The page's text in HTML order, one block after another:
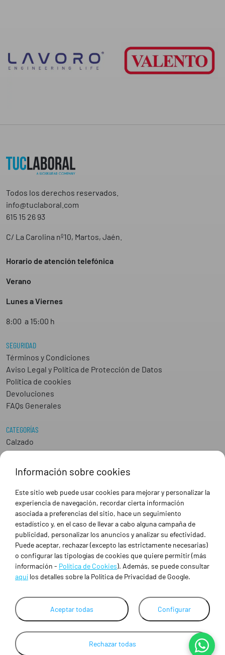
Todos los derechos reservados.
info@tuclaboral.com
615 15 26 93
C/ La Carolina nº10, Martos, Jaén.
Horario de atención telefónica
Verano
Lunes a Viernes
8:00 a 15:00 h
SEGURIDAD
Términos y Condiciones
Aviso Legal y Política de Protección de Datos
Política de cookies
Devoluciones
FAQs Generales
CATEGORÍAS
Calzado
Epis
Industria
Peluquería y Estética
Sanidad
Ropa de trabajo personalizada
SOBRE NOSOTROS
Empresa
Blog
Tienda
Empresas
Contacto
Información sobre cookies
Este sitio web puede usar cookies para mejorar y personalizar la
experiencia de navegación, recordar cierta información
asociada a preferencias del sitio, hace un seguimiento
estadístico y, en el caso de llevar a cabo alguna campaña de
publicidad, personalizar los anuncios y analizar su efectividad.
Puede aceptar, rechazar (excepto las estrictamente necesarias)
o configurar las tipologías de cookies que quiere permitir (más
información - Política de Cookies). Además, se puede consultar
aquí los detalles sobre la Política de Privacidad de Google.
Aceptar todas Configurar
Rechazar todas